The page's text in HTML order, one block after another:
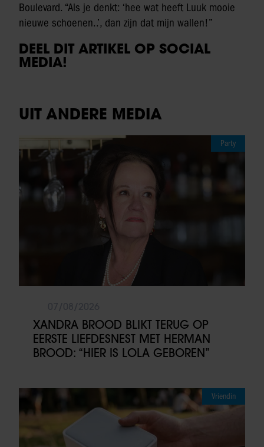
Boulevard. “Als je denkt: ‘hee wat heeft Luuk mooie
nieuwe schoenen..’, dan zijn dat mijn wallen!”
DEEL DIT ARTIKEL OP SOCIAL
MEDIA!
UIT ANDERE MEDIA
Party
XANDRA BROOD BLIKT TERUG OP
EERSTE LIEFDESNEST MET HERMAN
BROOD: “HIER IS LOLA GEBOREN”
Vriendin